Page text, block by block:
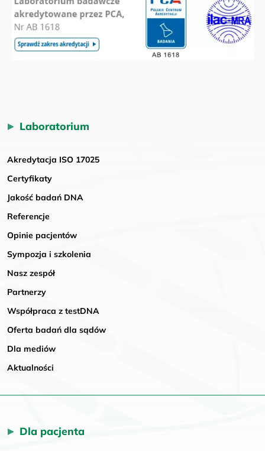
Laboratorium
Akredytacja ISO 17025
Certyfikaty
Jakość badań DNA
Referencje
Opinie pacjentów
Sympozja i szkolenia
Nasz zespół
Partnerzy
Współpraca z testDNA
Oferta badań dla sądów
Dla mediów
Aktualności
Dla pacjenta